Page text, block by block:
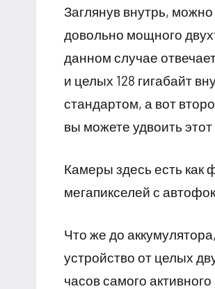
Заглянув внутрь,
довольно мощного
данном случае
и целых 128 гигабайт
стандартом, а вот
вы можете удвоить
Камеры здесь есть как
мегапикселей с
Что же до
устройство от целых
часов самого